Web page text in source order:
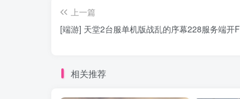
上一篇
[端游] 天堂2台服单机版战乱的序幕228服务端开F
相关推荐